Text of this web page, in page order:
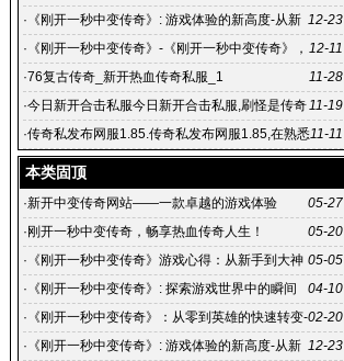
戏中的
《刚开一秒中变传奇》背后的传奇故事
12-23
· 《刚开一秒中变传奇》: 游戏体验的新高度-从新
手到传奇:《刚开一秒中变传奇》的游戏攻略
12-11
· 《刚开一秒中变传奇》-《刚开一秒中变传奇》，
小说简介和背景
11-28
·76复古传奇_新开热血传奇私服_1
11-19
·今日新开合击私服今日新开合击私服,刷怪是传奇
sf发布网玩家获得经验以
11-11
·传奇私发布网服1.85.传奇私发布网服1.85,在熟悉
的传奇大陆
本类固顶
05-27
·新开中变传奇网站——一款卓越的游戏体验
05-20
·刚开一秒中变传奇，畅享热血传奇人生！
05-05
· 《刚开一秒中变传奇》游戏心得：从新手到大神
的蜕变之路
04-10
· 《刚开一秒中变传奇》: 探索游戏世界中的瞬间
传奇-《刚开一秒中变传奇》游戏攻略：如何快速成为游
戏中的
02-20
· 《刚开一秒中变传奇》：从零到英雄的快速转变-
《刚开一秒中变传奇》背后的传奇故事
12-23
· 《刚开一秒中变传奇》: 游戏体验的新高度-从新